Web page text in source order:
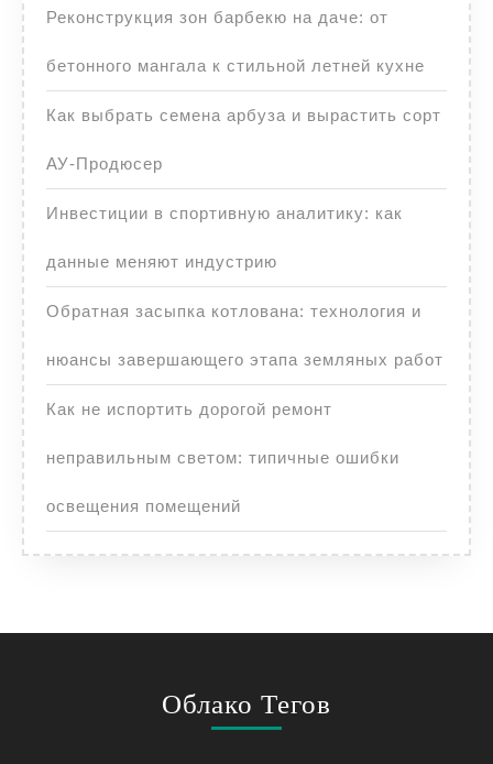
Реконструкция зон барбекю на даче: от
бетонного мангала к стильной летней кухне
Как выбрать семена арбуза и вырастить сорт
АУ-Продюсер
Инвестиции в спортивную аналитику: как
данные меняют индустрию
Обратная засыпка котлована: технология и
нюансы завершающего этапа земляных работ
Как не испортить дорогой ремонт
неправильным светом: типичные ошибки
освещения помещений
Облако Тегов